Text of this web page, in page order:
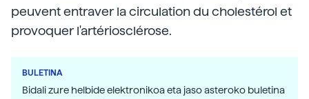
peuvent entraver la circulation du cholestérol et
provoquer l'artériosclérose.
BULETINA
Bidali zure helbide elektronikoa eta jaso asteroko buletina